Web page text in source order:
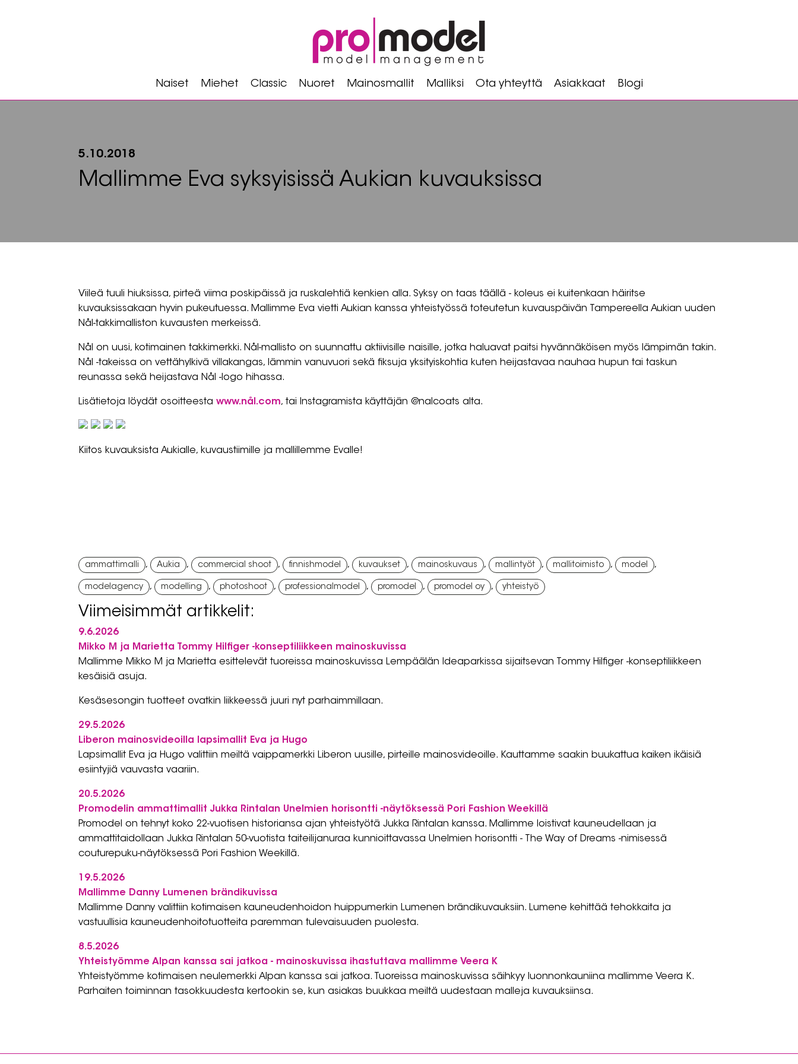
Naiset Miehet Classic Nuoret Mainosmallit Malliksi Ota yhteyttä Asiakkaat Blogi
5.10.2018
Mallimme Eva syksyisissä Aukian kuvauksissa
Viileä tuuli hiuksissa, pirteä viima poskipäissä ja ruskalehtiä kenkien alla. Syksy on taas täällä - koleus ei kuitenkaan häiritse
kuvauksissakaan hyvin pukeutuessa. Mallimme Eva vietti Aukian kanssa yhteistyössä toteutetun kuvauspäivän Tampereella Aukian uuden
Nål-takkimalliston kuvausten merkeissä.
Nål on uusi, kotimainen takkimerkki. Nål-mallisto on suunnattu aktiivisille naisille, jotka haluavat paitsi hyvännäköisen myös lämpimän takin.
Nål -takeissa on vettähylkivä villakangas, lämmin vanuvuori sekä fiksuja yksityiskohtia kuten heijastavaa nauhaa hupun tai taskun
reunassa sekä heijastava Nål -logo hihassa.
Lisätietoja löydät osoitteesta www.nål.com, tai Instagramista käyttäjän @nalcoats alta.
Kiitos kuvauksista Aukialle, kuvaustiimille ja mallillemme Evalle!
ammattimalli , Aukia , commercial shoot , finnishmodel , kuvaukset , mainoskuvaus , mallintyöt , mallitoimisto , model ,
modelagency , modelling , photoshoot , professionalmodel , promodel , promodel oy , yhteistyö
Viimeisimmät artikkelit:
9.6.2026
Mikko M ja Marietta Tommy Hilfiger -konseptiliikkeen mainoskuvissa
Mallimme Mikko M ja Marietta esittelevät tuoreissa mainoskuvissa Lempäälän Ideaparkissa sijaitsevan Tommy Hilfiger -konseptiliikkeen
kesäisiä asuja.
Kesäsesongin tuotteet ovatkin liikkeessä juuri nyt parhaimmillaan.
29.5.2026
Liberon mainosvideoilla lapsimallit Eva ja Hugo
Lapsimallit Eva ja Hugo valittiin meiltä vaippamerkki Liberon uusille, pirteille mainosvideoille. Kauttamme saakin buukattua kaiken ikäisiä
esiintyjiä vauvasta vaariin.
20.5.2026
Promodelin ammattimallit Jukka Rintalan Unelmien horisontti -näytöksessä Pori Fashion Weekillä
Promodel on tehnyt koko 22-vuotisen historiansa ajan yhteistyötä Jukka Rintalan kanssa. Mallimme loistivat kauneudellaan ja
ammattitaidollaan Jukka Rintalan 50-vuotista taiteilijanuraa kunnioittavassa Unelmien horisontti - The Way of Dreams -nimisessä
couturepuku-näytöksessä Pori Fashion Weekillä.
19.5.2026
Mallimme Danny Lumenen brändikuvissa
Mallimme Danny valittiin kotimaisen kauneudenhoidon huippumerkin Lumenen brändikuvauksiin. Lumene kehittää tehokkaita ja
vastuullisia kauneudenhoitotuotteita paremman tulevaisuuden puolesta.
8.5.2026
Yhteistyömme Alpan kanssa sai jatkoa - mainoskuvissa ihastuttava mallimme Veera K
Yhteistyömme kotimaisen neulemerkki Alpan kanssa sai jatkoa. Tuoreissa mainoskuvissa säihkyy luonnonkauniina mallimme Veera K.
Parhaiten toiminnan tasokkuudesta kertookin se, kun asiakas buukkaa meiltä uudestaan malleja kuvauksiinsa.